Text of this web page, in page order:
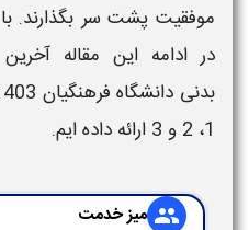
موفقیت پشت سر بگذارند.
در ادامه این مقاله
بدنی دانشگاه فرهنگیان 1403 - 1404
1، 2 و 3 ارائه داده ایم.
group میز خدمت